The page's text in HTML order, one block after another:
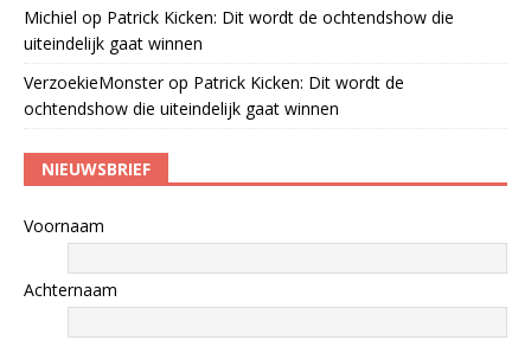
Michiel op Patrick Kicken: Dit wordt de ochtendshow die
uiteindelijk gaat winnen
VerzoekieMonsterop Patrick Kicken: Dit wordt de
ochtendshow die uiteindelijk gaat winnen
NIEUWSBRIEF
Voornaam
Achternaam